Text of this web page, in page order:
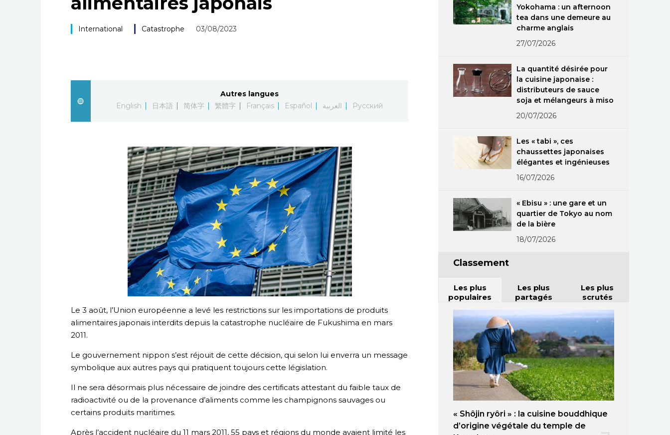
Русский
Tokyo
International Catastrophe 03/08/2023
Autres langues
English
日本語 简体字 繁體字 Français Español العربية Русский
Le 3 août, l’Union européenne a levé les restrictions sur les importations de produits
alimentaires japonais interdits depuis la catastrophe nucléaire de Fukushima en mars
2011.
Le gouvernement nippon s’est réjouit de cette décision, qui selon lui enverra un message
symbolique aux autres pays qui pratiquent toujours cette législation.
Il ne sera désormais plus nécessaire de joindre des certificats attestant du faible taux de
radioactivité ou de la provenance d’aliments comme les champignons sauvages ou
certains produits maritimes.
Après l’accident nucléaire du 11 mars 2011, 55 pays et régions du monde avaient limité les
Yokohama : un afternoon
tea dans une demeure au
charme anglais
27/07/2026
La quantité désirée pour
la cuisine japonaise :
distributeurs de sauce
soja et mélangeurs à miso
20/07/2026
Les « tabi », ces
chaussettes japonaises
élégantes et ingénieuses
16/07/2026
« Ebisu » : une gare et un
quartier de Tokyo au nom
de la bière
18/07/2026
Classement
Les plus
populaires
Les plus
partagés
Les plus
scrutés
« Shôjin ryôri » : la cuisine bouddhique
d’origine végétale du temple de